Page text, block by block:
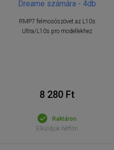
Dreame számára - 4db
RMP7 felmosószövet az L10s
Ultra/L10s pro modellekhez
8 280 Ft
Raktáron
Elküldjük hétfőn